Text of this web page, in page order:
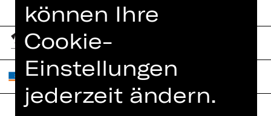
können Ihre
Cookie-
Einstellungen
jederzeit ändern.